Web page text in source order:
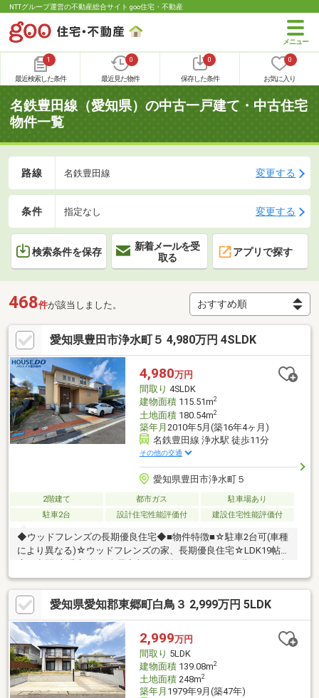
NTTグループ運営の不動産総合サイト goo住宅・不動産
1
最近検索した条件
0
最近見た物件
0
保存した条件
0
お気に入り
名鉄豊田線（愛知県）の中古一戸建て・中古住宅
物件一覧
路線 名鉄豊田線 変更する
条件 指定なし 変更する
検索条件を保存
新着メールを受
取る
アプリで探す
468件が該当しました。
愛知県豊田市浄水町５ 4,980万円 4SLDK
4,980万円
間取り 4SLDK
建物面積115.51m2
土地面積180.54m2
築年月 2010年5月(築16年4ヶ月)
名鉄豊田線 浄水駅 徒歩11分
その他の交通
愛知県豊田市浄水町５
2階建て 都市ガス
駐車場あり
駐車2台
設計住宅性能評価付 建設住宅性能評価付
◆ウッドフレンズの長期優良住宅◆■物件特徴■☆駐車2台可(車種
により異なる)☆ウッドフレンズの家、長期優良住宅☆LDK19帖の
庭☆室内大変丁寧にお使いです■周辺施設■・バロー 浄水店まで徒
歩7分・ココカラファイン浄水店まで徒歩6分・浄水北小学校まで
徒歩9分・名鉄豊田線 「浄水駅」まで徒歩11分・JA愛知厚生連
豊田厚生病院まで徒歩18分・浄水中学校まで徒歩21分この物件が
気になった方は【資料請求・お問合せ】ボタンへ電話で問合せも
お待ちいたしております♪◆不動産購入初心者の方、大歓迎◆
愛知県愛知郡東郷町白鳥３ 2,999万円 5LDK
2,999万円
間取り 5LDK
建物面積139.08m2
土地面積248m2
築年月 1979年9月(築47年)